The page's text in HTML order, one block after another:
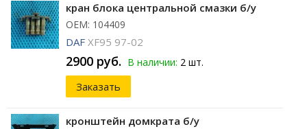
кран блока центральной смазки б/у
ОЕМ: 104409
DAF XF95 97-02
2900 руб. В наличии: 2 шт.
Заказать
кронштейн домкрата б/у